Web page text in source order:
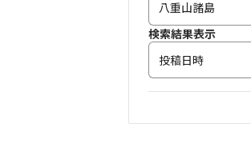
検索結果表示
投稿日時